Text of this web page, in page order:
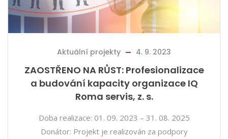
Aktuální projekty 4. 9. 2023
ZAOSTŘENO NA RŮST: Profesionalizace
a budování kapacity organizace IQ
Roma servis, z. s.
Doba realizace: 01. 09. 2023 – 31. 08. 2025
Donátor: Projekt je realizován za podpory